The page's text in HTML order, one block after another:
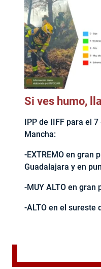
Si ves humo,
IPP de IIFF para el
Mancha:
-EXTREMO en gran
Guadalajara y en
-MUY ALTO en gran
-ALTO en el sureste